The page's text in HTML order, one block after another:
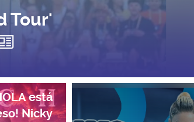
Tour'
está
Nicky